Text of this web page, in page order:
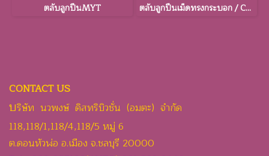
ตลับลูกปืนMYT ตลับลูกปืนเม็ดทรงกระบอก / Cylindrical Bearings
CONTACT US
บริษัท นวพงษ์ ดิสทริบิวชั่น (อมตะ) จำกัด
118,118/1,118/4,118/5 หมู่ 6
ต.ดอนหัวฬ่อ อ.เมือง จ.ชลบุรี 20000